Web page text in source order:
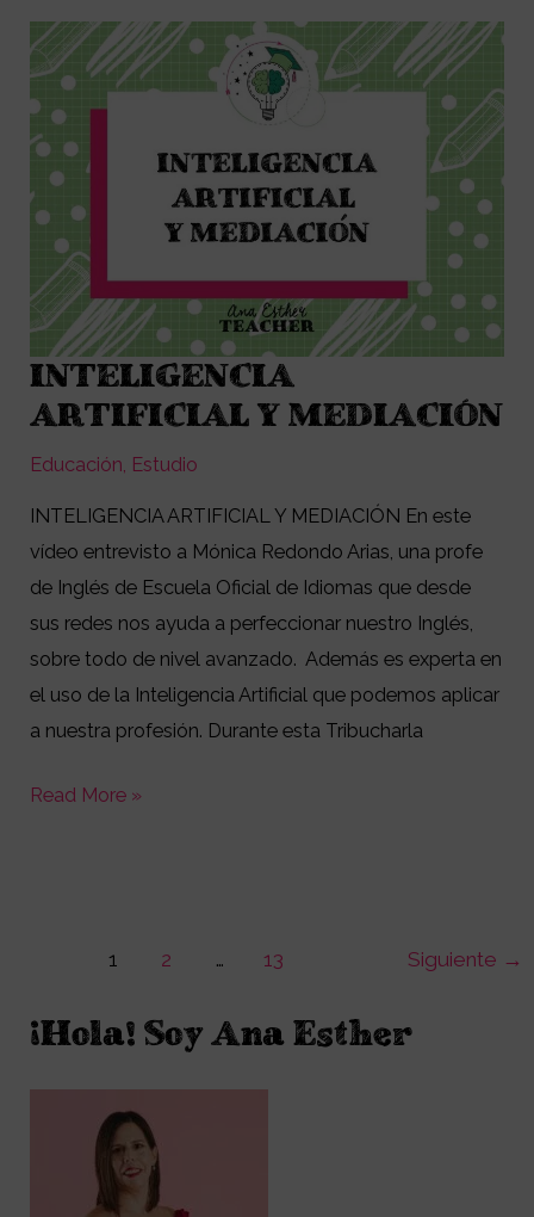
INTELIGENCIA
ARTIFICIAL Y MEDIACIÓN
Educación, Estudio
INTELIGENCIA ARTIFICIAL Y MEDIACIÓN En este
vídeo entrevisto a Mónica Redondo Arias, una profe
de Inglés de Escuela Oficial de Idiomas que desde
sus redes nos ayuda a perfeccionar nuestro Inglés,
sobre todo de nivel avanzado. Además es experta en
el uso de la Inteligencia Artificial que podemos aplicar
a nuestra profesión. Durante esta Tribucharla
INTELIGENCIA
ARTIFICIAL
MEDIACIÓN
Read More »
1 2 … 13 Siguiente →
¡Hola! Soy Ana Esther